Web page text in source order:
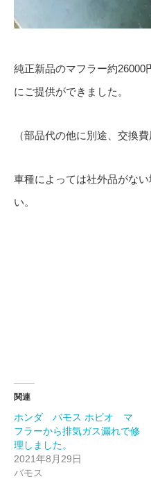
純正新品のマフラー約
にご提供ができました。
（部品代の他に別途、交換
車種によっては社外品がな
い。
関連
ホンダ バモス ホビオ マ
フラーから排気ガス漏れで修
理しました。
2021年8月29日
バモス